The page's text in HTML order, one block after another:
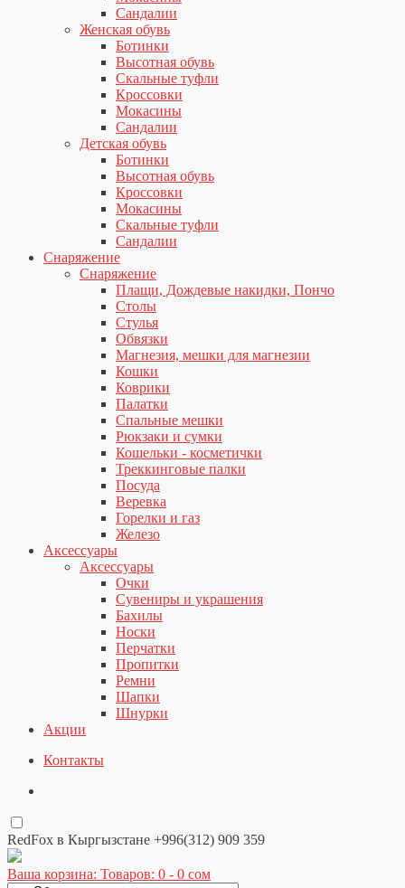
Сандалии
Женская обувь
Ботинки
Высотная обувь
Скальные туфли
Кроссовки
Мокасины
Сандалии
Детская обувь
Ботинки
Высотная обувь
Кроссовки
Мокасины
Скальные туфли
Сандалии
Снаряжение
Снаряжение
Плащи, Дождевые накидки, Пончо
Столы
Стулья
Обвязки
Магнезия, мешки для магнезии
Кошки
Коврики
Палатки
Спальные мешки
Рюкзаки и сумки
Кошельки - косметички
Треккинговые палки
Посуда
Веревка
Горелки и газ
Железо
Аксессуары
Аксессуары
Очки
Сувениры и украшения
Бахилы
Носки
Перчатки
Пропитки
Ремни
Шапки
Шнурки
Акции
Контакты
RedFox в Кыргызстане +996(312) 909 359
Ваша корзина: Товаров: 0 - 0 сом